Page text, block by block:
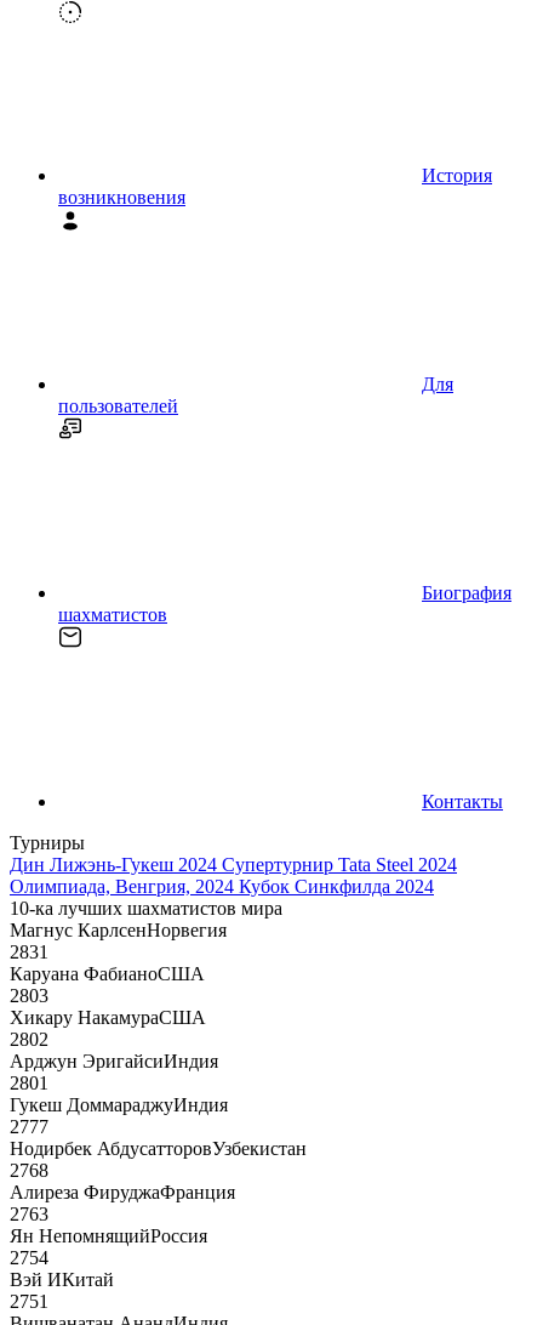
История
возникновения
Для
пользователей
Биография
шахматистов
Контакты
Турниры
Дин Лижэнь-Гукеш 2024 Супертурнир Tata Steel 2024
Олимпиада, Венгрия, 2024 Кубок Синкфилда 2024
10-ка лучших шахматистов мира
Магнус КарлсенНорвегия
2831
Каруана ФабианоСША
2803
Хикару НакамураСША
2802
Арджун ЭригайсиИндия
2801
Гукеш ДоммараджуИндия
2777
Нодирбек АбдусатторовУзбекистан
2768
Алиреза ФируджаФранция
2763
Ян НепомнящийРоссия
2754
Вэй ИКитай
2751